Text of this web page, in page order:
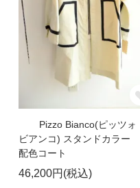
Pizzo Bianco(ピッツォ
ビアンコ) スタンドカラー
配色コート
46,200円(税込)